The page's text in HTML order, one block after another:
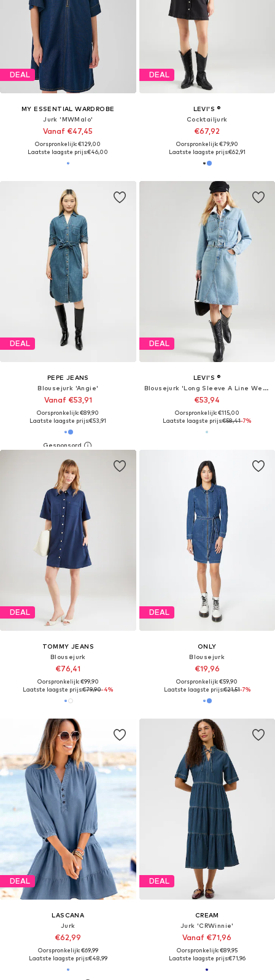
DEAL
MY ESSENTIAL WARDROBE
Jurk 'MWMalo'
Vanaf €47,45
Oorspronkelijk: €129,00
Laatste laagste prijs:€46,00
DEAL
LEVI'S ®
Cocktailjurk
€67,92
Oorspronkelijk: €79,90
Laatste laagste prijs:€62,91
DEAL
PEPE JEANS
Blousejurk 'Angie'
Vanaf €53,91
Oorspronkelijk: €89,90
Laatste laagste prijs:€53,91
DEAL
LEVI'S ®
Blousejurk 'Long Sleeve A Line Western Jumpsuit'
€53,94
Oorspronkelijk: €115,00
Laatste laagste prijs:€58,41-7%
DEAL
TOMMY JEANS
Blousejurk
€76,41
Oorspronkelijk: €99,90
Laatste laagste prijs:€79,90-4%
DEAL
ONLY
Blousejurk
€19,96
Oorspronkelijk: €59,90
Laatste laagste prijs:€21,51-7%
DEAL
LASCANA
Jurk
€62,99
Oorspronkelijk: €69,99
Laatste laagste prijs:€48,99
DEAL
CREAM
Jurk 'CRWinnie'
Vanaf €71,96
Oorspronkelijk: €89,95
Laatste laagste prijs:€71,96